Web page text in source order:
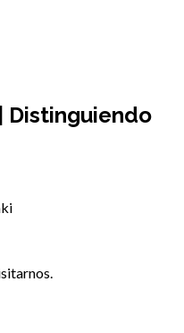
Distinguiendo